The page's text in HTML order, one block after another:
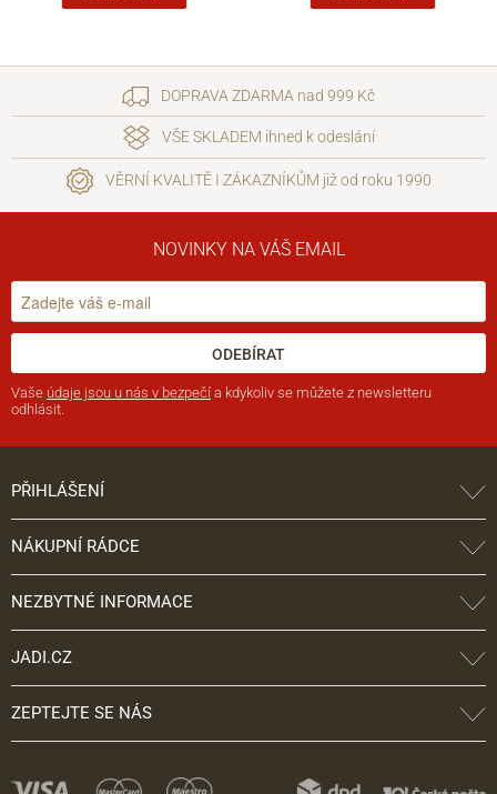
DOPRAVA ZDARMA nad 999 Kč
VŠE SKLADEM ihned k odeslání
VĚRNÍ KVALITĚ I ZÁKAZNÍKŮM již od roku 1990
NOVINKY NA VÁŠ EMAIL
ODEBÍRAT
Vaše údaje jsou u nás v bezpečí a kdykoliv se můžete z newsletteru
odhlásit.
PŘIHLÁŠENÍ
NÁKUPNÍ RÁDCE
NEZBYTNÉ INFORMACE
JADI.CZ
ZEPTEJTE SE NÁS